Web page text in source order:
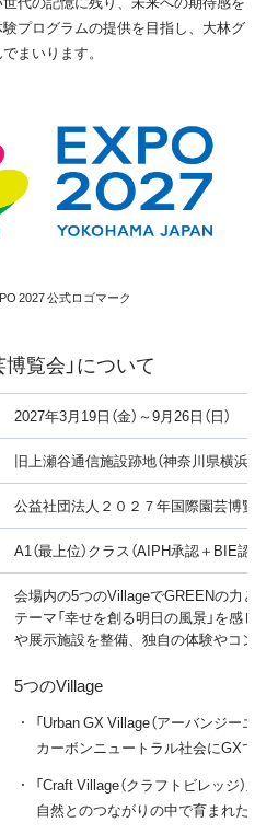
プログラムの提供を目指し、大林グ
まいります。
2027 公式ロゴマーク
覧会」について
2027年3月19日（金）～9月26日（日）
旧上瀬谷通信施設跡地（神奈川県横浜市
公益社団法人２０２７年国際園芸博覧会
A1（最上位）クラス（AIPH承認＋BIE認定）
会場内の5つのVillageでGREENの力と
テーマ「幸せを創る明日の風景」を感じさ
や展示施設を整備、独自の体験やコンテ
5つのVillage
「Urban GX Village（アーバンジーエッ
カーボンニュートラル社会にGXで挑
「Craft Village（クラフトビレッジ）」
自然とのつながりの中で育まれた智